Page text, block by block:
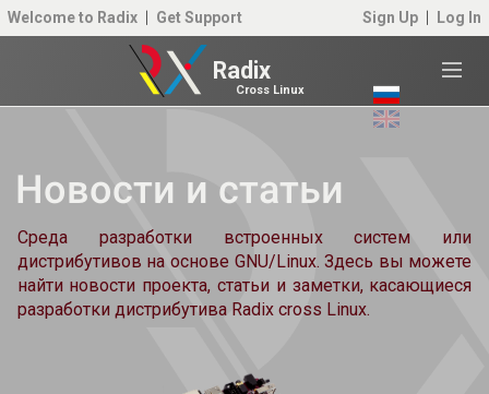
Welcome to Radix Get Support Sign Up Log In
Radix
Cross Linux
Новости и статьи
Среда разработки встроенных систем или
дистрибутивов на основе GNU/Linux. Здесь вы можете
найти новости проекта, статьи и заметки, касающиеся
разработки дистрибутива Radix cross Linux.